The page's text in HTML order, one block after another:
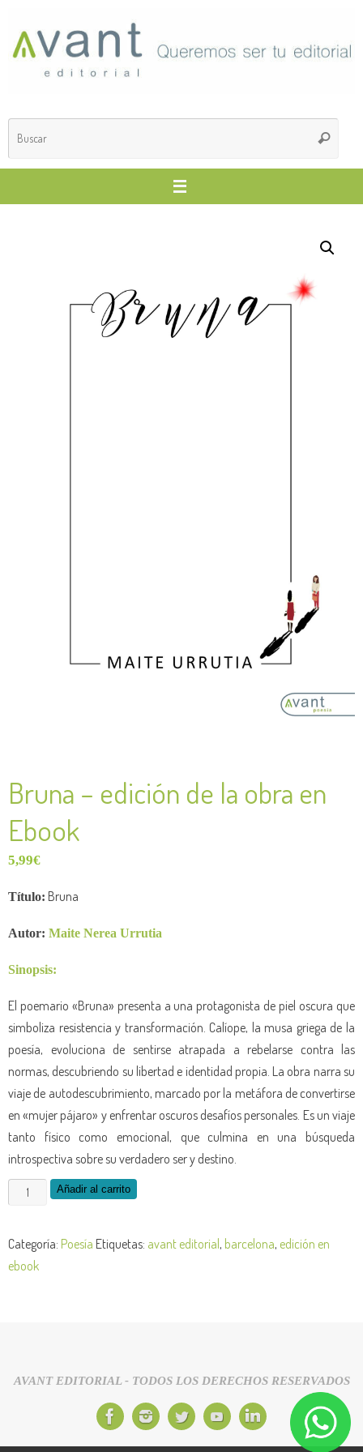
Bruna – edición de la obra en
Ebook
5,99€
Título: Bruna
Autor: Maite Nerea Urrutia
Sinopsis:
El poemario «Bruna» presenta a una protagonista de piel oscura que
simboliza resistencia y transformación. Calíope, la musa griega de la
poesía, evoluciona de sentirse atrapada a rebelarse contra las
normas, descubriendo su libertad e identidad propia. La obra narra su
viaje de autodescubrimiento, marcado por la metáfora de convertirse
en «mujer pájaro» y enfrentar oscuros desafíos personales. Es un viaje
tanto físico como emocional, que culmina en una búsqueda
introspectiva sobre su verdadero ser y destino.
Añadir al carrito
Categoría: Poesía Etiquetas: avant editorial, barcelona, edición en
ebook
AVANT EDITORIAL - TODOS LOS DERECHOS RESERVADOS